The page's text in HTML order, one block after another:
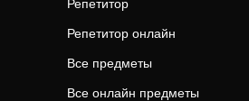
Репетитор
Репетитор онлайн
Все предметы
Все онлайн предметы